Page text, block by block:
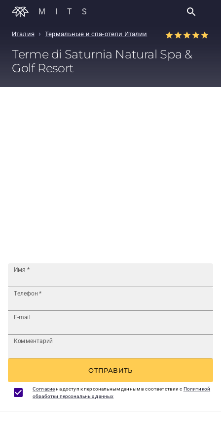
MITS
Италия › Термальные и спа-отели Италии
Terme di Saturnia Natural Spa &
Golf Resort
Имя *
Телефон *
E-mail
Комментарий
ОТПРАВИТЬ
Согласиена доступ к персональным данным в соответствии с Политикой
обработки персональных данных